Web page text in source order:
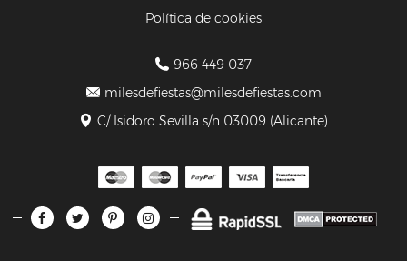
Política de cookies
966 449 037
milesdefiestas@milesdefiestas.com
C/ Isidoro Sevilla s/n 03009 (Alicante)